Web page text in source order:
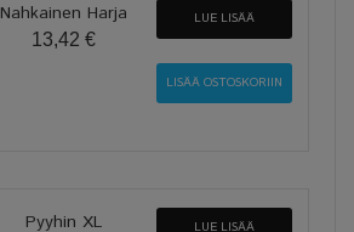
Nahkainen Harja
13,42 €
LUE LISÄÄ
Pyyhin XL LUE LISÄÄ